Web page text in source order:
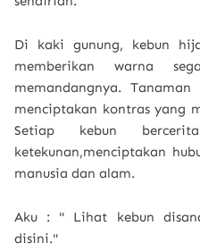
Di kaki gunung, kebun
memberikan warna
memandangnya.
menciptakan kontras yang
Setiap kebun
ketekunan,menciptakan
manusia dan alam.
Aku : " Lihat kebun
disini."